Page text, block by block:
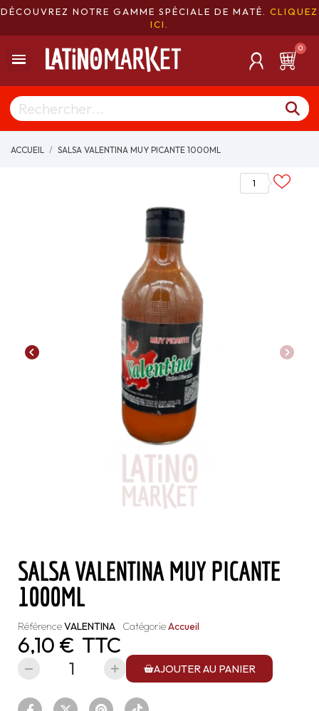
DÉCOUVREZ NOTRE GAMME SPÉCIALE DE MATÉ. CLIQUEZ
ICI
ACCUEIL SALSA VALENTINA MUY PICANTE 1000ML
1
SALSA VALENTINA MUY PICANTE
1000ML
RéférenceVALENTINA CatégorieAccueil
6,10 € TTC
AJOUTER AU PANIER